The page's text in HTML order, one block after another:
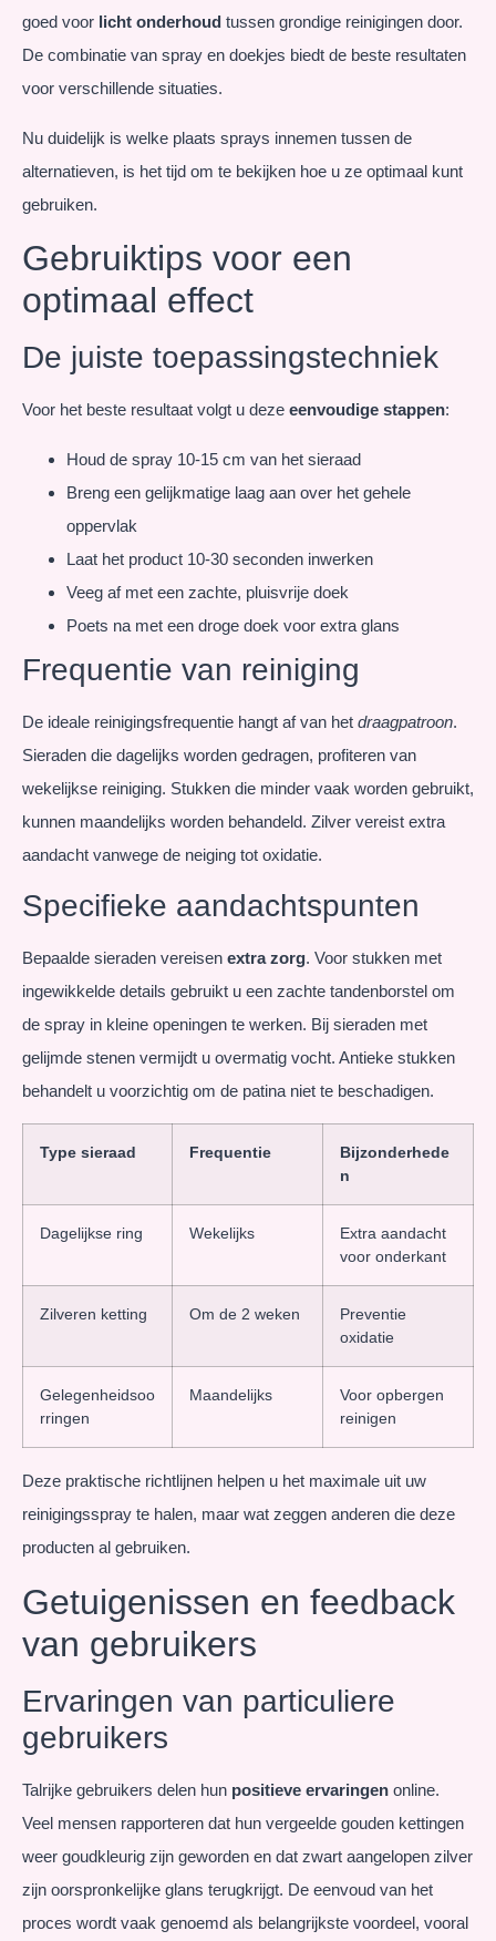
goed voor licht onderhoud tussen grondige reinigingen door.
De combinatie van spray en doekjes biedt de beste resultaten
voor verschillende situaties.
Nu duidelijk is welke plaats sprays innemen tussen de
alternatieven, is het tijd om te bekijken hoe u ze optimaal kunt
gebruiken.
Gebruiktips voor een
optimaal effect
De juiste toepassingstechniek
Voor het beste resultaat volgt u deze eenvoudige stappen:
Houd de spray 10-15 cm van het sieraad
Breng een gelijkmatige laag aan over het gehele
oppervlak
Laat het product 10-30 seconden inwerken
Veeg af met een zachte, pluisvrije doek
Poets na met een droge doek voor extra glans
Frequentie van reiniging
De ideale reinigingsfrequentie hangt af van het draagpatroon.
Sieraden die dagelijks worden gedragen, profiteren van
wekelijkse reiniging. Stukken die minder vaak worden gebruikt,
kunnen maandelijks worden behandeld. Zilver vereist extra
aandacht vanwege de neiging tot oxidatie.
Specifieke aandachtspunten
Bepaalde sieraden vereisen extra zorg. Voor stukken met
ingewikkelde details gebruikt u een zachte tandenborstel om
de spray in kleine openingen te werken. Bij sieraden met
gelijmde stenen vermijdt u overmatig vocht. Antieke stukken
behandelt u voorzichtig om de patina niet te beschadigen.
Type sieraad Frequentie
Bijzonderhede
n
Dagelijkse ring Wekelijks
Extra aandacht
voor onderkant
Zilveren ketting Om de 2 weken
Preventie
oxidatie
Gelegenheidsoo
rringen
Maandelijks
Voor opbergen
reinigen
Deze praktische richtlijnen helpen u het maximale uit uw
reinigingsspray te halen, maar wat zeggen anderen die deze
producten al gebruiken.
Getuigenissen en feedback
van gebruikers
Ervaringen van particuliere
gebruikers
Talrijke gebruikers delen hun positieve ervaringen online.
Veel mensen rapporteren dat hun vergeelde gouden kettingen
weer goudkleurig zijn geworden en dat zwart aangelopen zilver
zijn oorspronkelijke glans terugkrijgt. De eenvoud van het
proces wordt vaak genoemd als belangrijkste voordeel, vooral